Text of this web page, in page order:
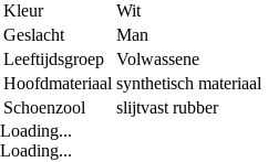
Kleur
Wit
Geslacht
Man
Leeftijdsgroep
Volwassene
Hoofdmateriaal synthetisch materiaal
Schoenzool
slijtvast rubber
Loading...
Loading...